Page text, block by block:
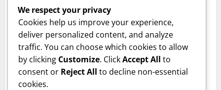
τους αντιπάλους μέσω περίπλοκων μοτίβων
πασών.
Επιπλέον, η καλή χημεία μειώνει την πιθανότητα
λαθών, καθώς οι παίκτες είναι πιο πιθανό να
είναι συγχρονισμένοι μεταξύ τους. Αυτό οδηγεί
σε λιγότερες απώλειες και μια πιο συνεκτική
We respect your privacy
Cookies help us improve your experience,
deliver personalized content, and analyze
traffic. You can choose which cookies to allow
by clicking Customize. ClickAccept All to
consent or Reject All to decline non-essential
cookies.